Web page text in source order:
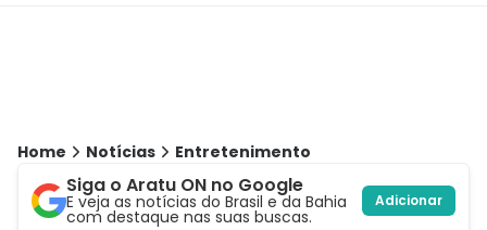
Home Notícias Entretenimento
Siga o Aratu ON no Google
E veja as notícias do Brasil e da Bahia
com destaque nas suas buscas.
Adicionar